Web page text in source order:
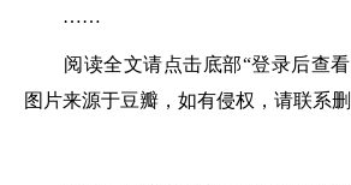
……
阅读全文请点击底部“登录后查看
图片来源于豆瓣，如有侵权，请联系删